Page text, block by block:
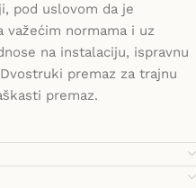
pod uslovom da je
važećim normama i uz
na instalaciju, ispravnu
premaz za trajnu
premaz.